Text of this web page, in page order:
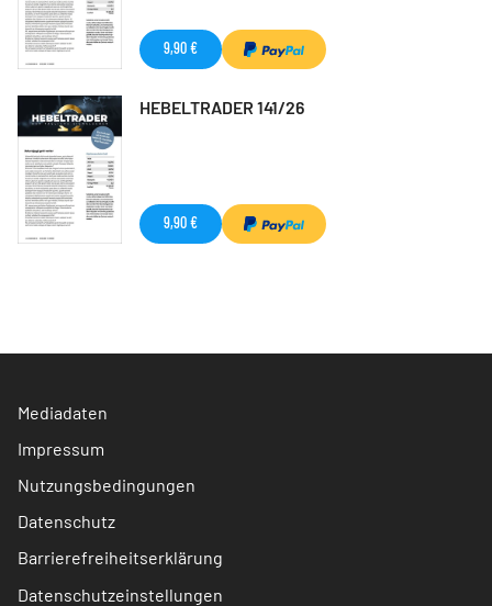
9,90 €
HEBELTRADER 141/26
9,90 €
Mediadaten
Impressum
Nutzungsbedingungen
Datenschutz
Barrierefreiheitserklärung
Datenschutzeinstellungen